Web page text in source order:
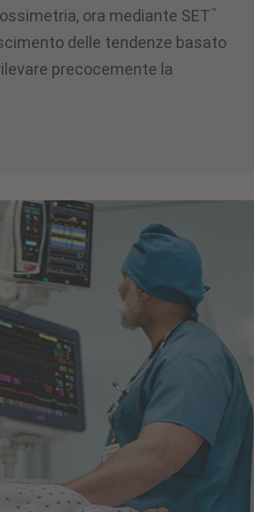
ora mediante SET™
delle tendenze basato
precocemente la